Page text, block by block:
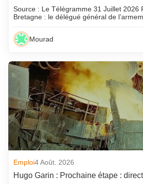
Source : Le Télégramme 31 Juillet 2026
Bretagne : le délégué général de
Mourad
Emploi4 Août. 2026
Hugo Garin : Prochaine étape :